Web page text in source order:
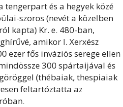
tengerpart és a hegyek közé
szoros (nevét a közelben
kapta) Kr. e. 480-ban,
amikor I. Xerxész
ezer fős inváziós serege ellen
300 spártaijával és
(thébaiak, thespiaiak
feltartóztatta az